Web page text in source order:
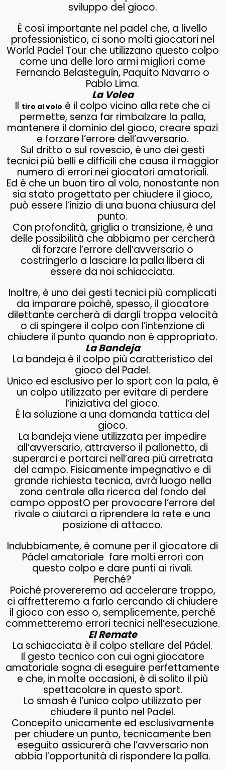
sviluppo del gioco.
È così importante nel padel che, a livello
professionistico, ci sono molti giocatori nel
World Padel Tour che utilizzano questo colpo
come una delle loro armi migliori come
Fernando Belasteguín, Paquito Navarro o
Pablo Lima.
La Volea
Il tiro al volo è il colpo vicino alla rete che ci
permette, senza far rimbalzare la palla,
mantenere il dominio del gioco, creare spazi
e forzare l’errore dell’avversario.
Sul dritto o sul rovescio, è uno dei gesti
tecnici più belli e difficili che causa il maggior
numero di errori nei giocatori amatoriali.
Ed è che un buon tiro al volo, nonostante non
sia stato progettato per chiudere il gioco,
può essere l’inizio di una buona chiusura del
punto.
Con profondità, griglia o transizione, è una
delle possibilità che abbiamo per cercherà
di forzare l’errore dell’avversario o
costringerlo a lasciare la palla libera di
essere da noi schiacciata.
Inoltre, è uno dei gesti tecnici più complicati
da imparare poiché, spesso, il giocatore
dilettante cercherà di dargli troppa velocità
o di spingere il colpo con l’intenzione di
chiudere il punto quando non è appropriato.
La Bandeja
La bandeja è il colpo più caratteristico del
gioco del Padel.
Unico ed esclusivo per lo sport con la pala, è
un colpo utilizzato per evitare di perdere
l’iniziativa del gioco.
È la soluzione a una domanda tattica del
gioco.
La bandeja viene utilizzata per impedire
all’avversario, attraverso il pallonetto, di
superarci e portarci nell’area più arretrata
del campo. Fisicamente impegnativo e di
grande richiesta tecnica, avrà luogo nella
zona centrale alla ricerca del fondo del
campo oppostO per provocare l’errore del
rivale o aiutarci a riprendere la rete e una
posizione di attacco.
Indubbiamente, è comune per il giocatore di
Pádel amatoriale fare molti errori con
questo colpo e dare punti ai rivali.
Perché?
Poiché provereremo ad accelerare troppo,
ci affretteremo a farlo cercando di chiudere
il gioco con esso o, semplicemente, perché
commetteremo errori tecnici nell’esecuzione.
El Remate
La schiacciata è il colpo stellare del Pádel.
Il gesto tecnico con cui ogni giocatore
amatoriale sogna di eseguire perfettamente
e che, in molte occasioni, è di solito il più
spettacolare in questo sport.
Lo smash è l’unico colpo utilizzato per
chiudere il punto nel Padel.
Concepito unicamente ed esclusivamente
per chiudere un punto, tecnicamente ben
eseguito assicurerà che l’avversario non
abbia l’opportunità di rispondere la palla.